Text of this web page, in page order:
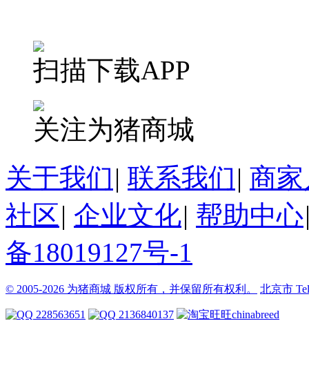
扫描下载APP
关注为猪商城
关于我们 | 联系我们 | 商
社区| 企业文化| 帮助中心
备18019127号-1
© 2005-2026 为猪商城 版权所有，并保留所有权利。 北京市
228563651 2136840137 chinabreed